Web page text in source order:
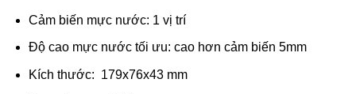
Cảm biến mực nước: 1 vị trí
Độ cao mực nước tối ưu: cao hơn cảm biến 5mm
Kích thước: 179x76x43 mm